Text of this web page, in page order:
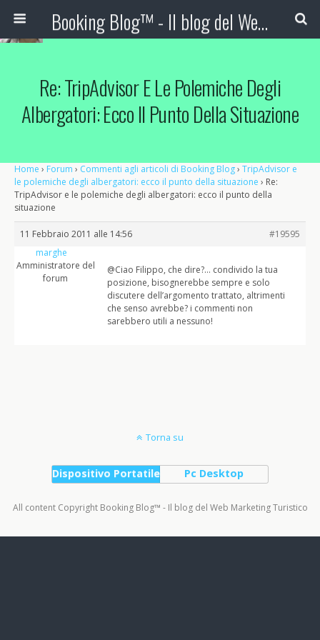
Booking Blog™ - Il blog del Web Marketing Turistico
Re: TripAdvisor E Le Polemiche Degli
Albergatori: Ecco Il Punto Della Situazione
Home › Forum › Commenti agli articoli di Booking Blog› TripAdvisor e
le polemiche degli albergatori: ecco il punto della situazione › Re:
TripAdvisor e le polemiche degli albergatori: ecco il punto della
situazione
11 Febbraio 2011 alle 14:56
#19595
marghe
Amministratore del
forum
@Ciao Filippo, che dire?… condivido la tua
posizione, bisognerebbe sempre e solo
discutere dell’argomento trattato, altrimenti
che senso avrebbe? i commenti non
sarebbero utili a nessuno!
Torna su
Dispositivo Portatile Pc Desktop
All content Copyright Booking Blog™ - Il blog del Web Marketing Turistico